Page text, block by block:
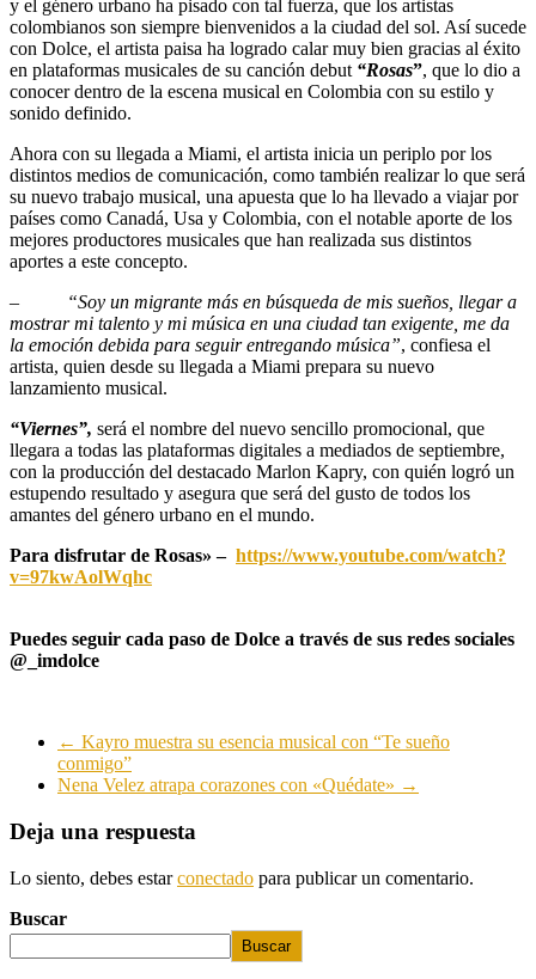
y el género urbano ha pisado con tal fuerza, que los artistas
colombianos son siempre bienvenidos a la ciudad del sol. Así sucede
con Dolce, el artista paisa ha logrado calar muy bien gracias al éxito
en plataformas musicales de su canción debut “Rosas”, que lo dio a
conocer dentro de la escena musical en Colombia con su estilo y
sonido definido.
Ahora con su llegada a Miami, el artista inicia un periplo por los
distintos medios de comunicación, como también realizar lo que será
su nuevo trabajo musical, una apuesta que lo ha llevado a viajar por
países como Canadá, Usa y Colombia, con el notable aporte de los
mejores productores musicales que han realizada sus distintos
aportes a este concepto.
–
“Soy un migrante más en búsqueda de mis sueños, llegar a
mostrar mi talento y mi música en una ciudad tan exigente, me da
la emoción debida para seguir entregando música”, confiesa el
artista, quien desde su llegada a Miami prepara su nuevo
lanzamiento musical.
“Viernes”, será el nombre del nuevo sencillo promocional, que
llegara a todas las plataformas digitales a mediados de septiembre,
con la producción del destacado Marlon Kapry, con quién logró un
estupendo resultado y asegura que será del gusto de todos los
amantes del género urbano en el mundo.
Para disfrutar de Rosas» – https://www.youtube.com/watch?
v=97kwAolWqhc
Puedes seguir cada paso de Dolce a través de sus redes sociales
@_imdolce
← Kayro muestra su esencia musical con “Te sueño
conmigo”
Nena Velez atrapa corazones con «Quédate» →
Deja una respuesta
Lo siento, debes estarconectado para publicar un comentario.
Buscar
Buscar